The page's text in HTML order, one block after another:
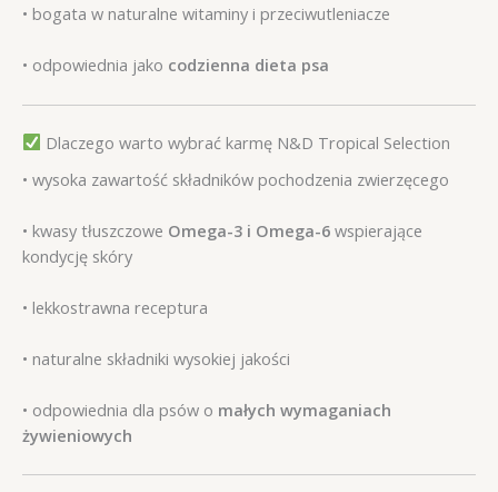
• bogata w naturalne witaminy i przeciwutleniacze
• odpowiednia jako codzienna dieta psa
Dlaczego warto wybrać karmę N&D Tropical Selection
• wysoka zawartość składników pochodzenia zwierzęcego
• kwasy tłuszczowe Omega-3 i Omega-6 wspierające
kondycję skóry
• lekkostrawna receptura
• naturalne składniki wysokiej jakości
• odpowiednia dla psów o małych wymaganiach
żywieniowych